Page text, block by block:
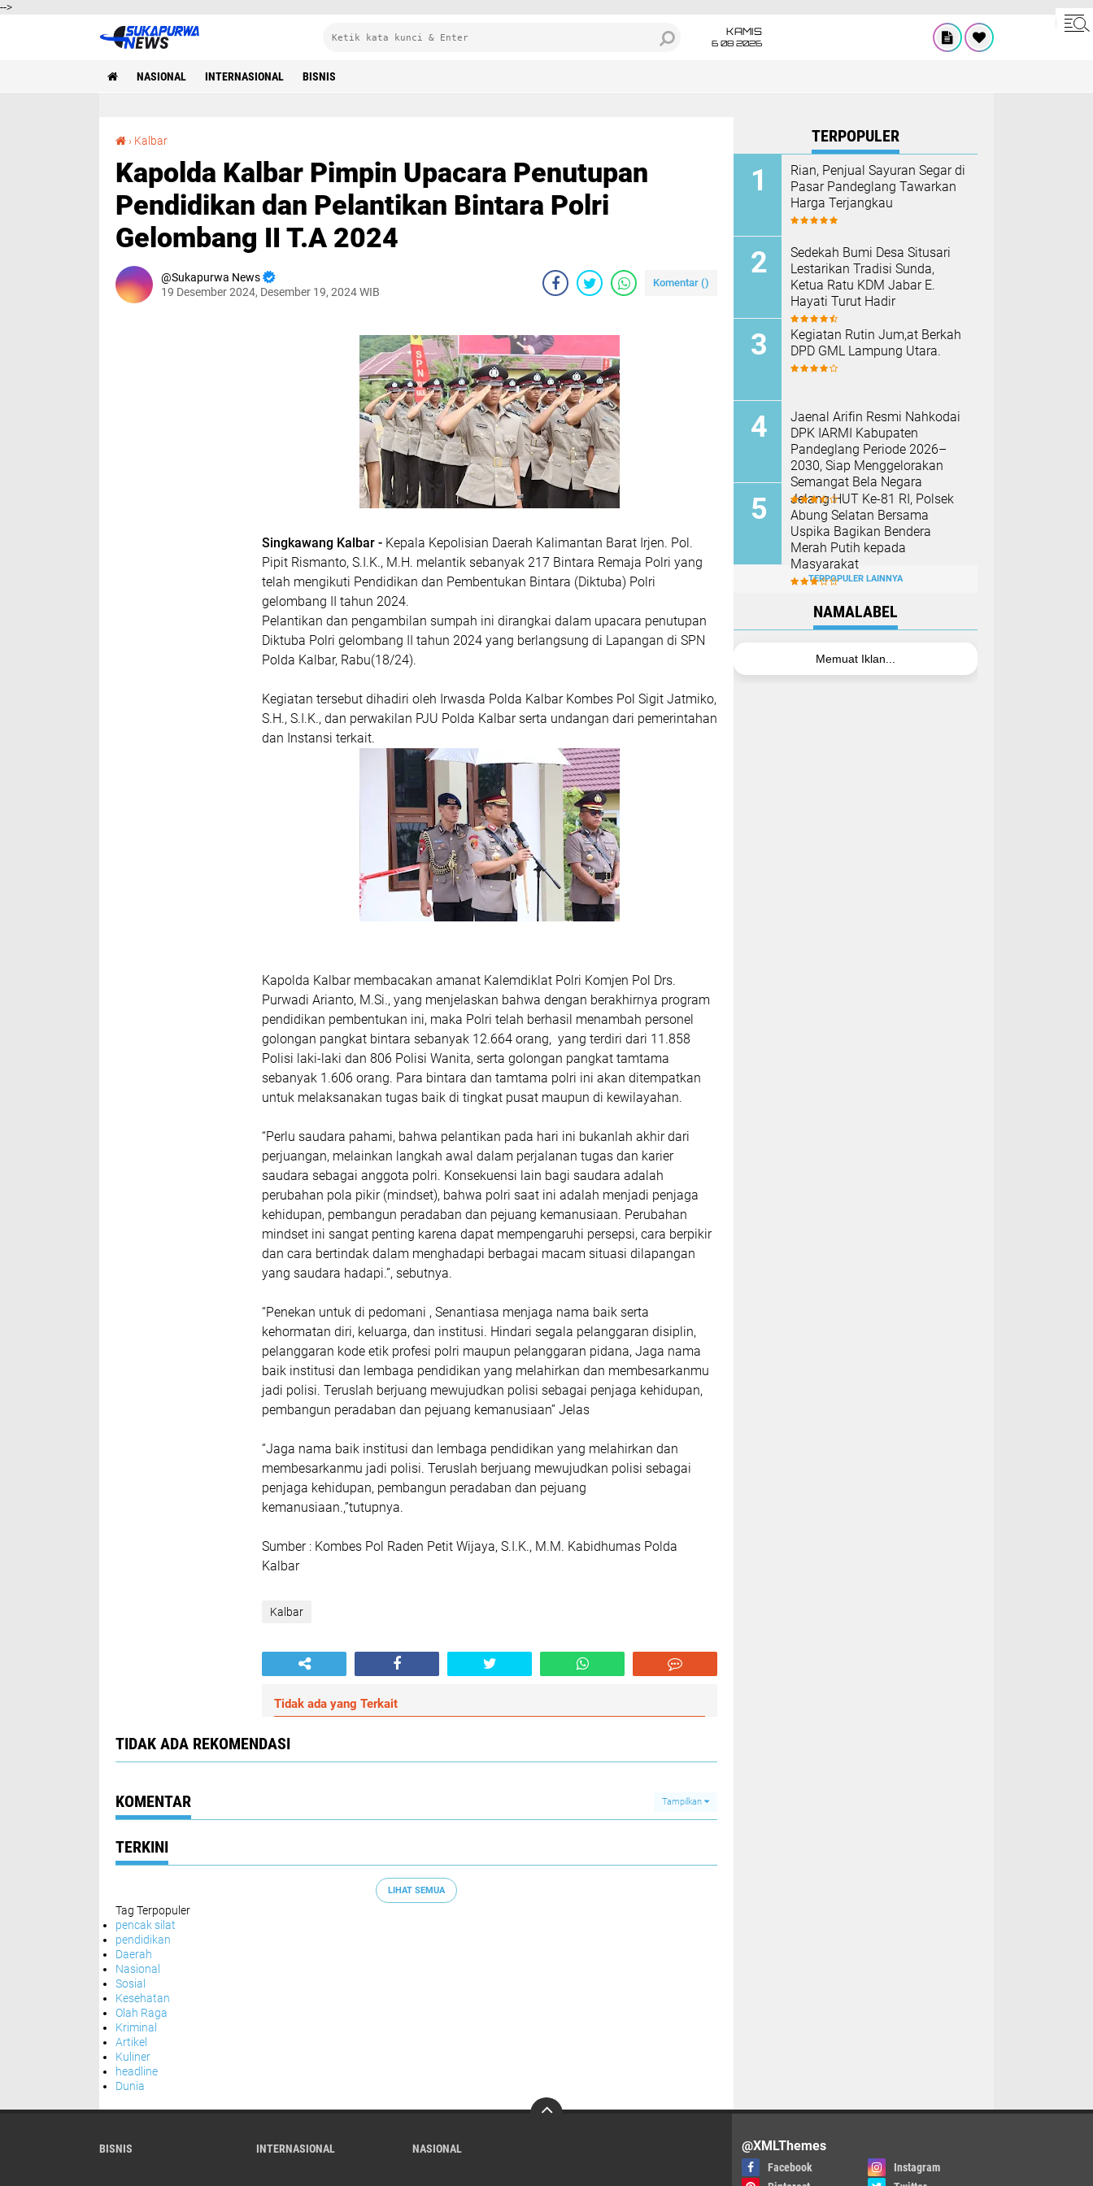
-->
KAMIS
6 08 2026
NASIONAL INTERNASIONAL BISNIS
› Kalbar
Kapolda Kalbar Pimpin Upacara Penutupan
Pendidikan dan Pelantikan Bintara Polri
Gelombang II T.A 2024
Sukapurwa News
19 Desember 2024, Desember 19, 2024 WIB
Komentar ()
Singkawang Kalbar - Kepala Kepolisian Daerah Kalimantan Barat Irjen. Pol.
Pipit Rismanto, S.I.K., M.H. melantik sebanyak 217 Bintara Remaja Polri yang
telah mengikuti Pendidikan dan Pembentukan Bintara (Diktuba) Polri
gelombang II tahun 2024.
Pelantikan dan pengambilan sumpah ini dirangkai dalam upacara penutupan
Diktuba Polri gelombang II tahun 2024 yang berlangsung di Lapangan di SPN
Polda Kalbar, Rabu(18/24).
Kegiatan tersebut dihadiri oleh Irwasda Polda Kalbar Kombes Pol Sigit Jatmiko,
S.H., S.I.K., dan perwakilan PJU Polda Kalbar serta undangan dari pemerintahan
dan Instansi terkait.
Kapolda Kalbar membacakan amanat Kalemdiklat Polri Komjen Pol Drs.
Purwadi Arianto, M.Si., yang menjelaskan bahwa dengan berakhirnya program
pendidikan pembentukan ini, maka Polri telah berhasil menambah personel
golongan pangkat bintara sebanyak 12.664 orang, yang terdiri dari 11.858
Polisi laki-laki dan 806 Polisi Wanita, serta golongan pangkat tamtama
sebanyak 1.606 orang. Para bintara dan tamtama polri ini akan ditempatkan
untuk melaksanakan tugas baik di tingkat pusat maupun di kewilayahan.
“Perlu saudara pahami, bahwa pelantikan pada hari ini bukanlah akhir dari
perjuangan, melainkan langkah awal dalam perjalanan tugas dan karier
saudara sebagai anggota polri. Konsekuensi lain bagi saudara adalah
perubahan pola pikir (mindset), bahwa polri saat ini adalah menjadi penjaga
kehidupan, pembangun peradaban dan pejuang kemanusiaan. Perubahan
mindset ini sangat penting karena dapat mempengaruhi persepsi, cara berpikir
dan cara bertindak dalam menghadapi berbagai macam situasi dilapangan
yang saudara hadapi.”, sebutnya.
“Penekan untuk di pedomani , Senantiasa menjaga nama baik serta
kehormatan diri, keluarga, dan institusi. Hindari segala pelanggaran disiplin,
pelanggaran kode etik profesi polri maupun pelanggaran pidana, Jaga nama
baik institusi dan lembaga pendidikan yang melahirkan dan membesarkanmu
jadi polisi. Teruslah berjuang mewujudkan polisi sebagai penjaga kehidupan,
pembangun peradaban dan pejuang kemanusiaan” Jelas
“Jaga nama baik institusi dan lembaga pendidikan yang melahirkan dan
membesarkanmu jadi polisi. Teruslah berjuang mewujudkan polisi sebagai
penjaga kehidupan, pembangun peradaban dan pejuang
kemanusiaan.,”tutupnya.
Sumber : Kombes Pol Raden Petit Wijaya, S.I.K., M.M. Kabidhumas Polda
Kalbar
Kalbar
Tidak ada yang Terkait
TIDAK ADA REKOMENDASI
KOMENTAR Tampilkan
TERKINI
LIHAT SEMUA
Tag Terpopuler
pencak silat
pendidikan
Daerah
Nasional
Sosial
Kesehatan
Olah Raga
Kriminal
Artikel
Kuliner
headline
Dunia
TERPOPULER
Rian, Penjual Sayuran Segar di
Pasar Pandeglang Tawarkan
Harga Terjangkau
Sedekah Bumi Desa Situsari
Lestarikan Tradisi Sunda,
Ketua Ratu KDM Jabar E.
Hayati Turut Hadir
Kegiatan Rutin Jum,at Berkah
DPD GML Lampung Utara.
Jaenal Arifin Resmi Nahkodai
DPK IARMI Kabupaten
Pandeglang Periode 2026–
2030, Siap Menggelorakan
Semangat Bela Negara
Jelang HUT Ke-81 RI, Polsek
Abung Selatan Bersama
Uspika Bagikan Bendera
Merah Putih kepada
Masyarakat
TERPOPULER LAINNYA
NAMALABEL
Memuat Iklan...
BISNIS INTERNASIONAL NASIONAL @XMLThemes
Facebook
Instagram